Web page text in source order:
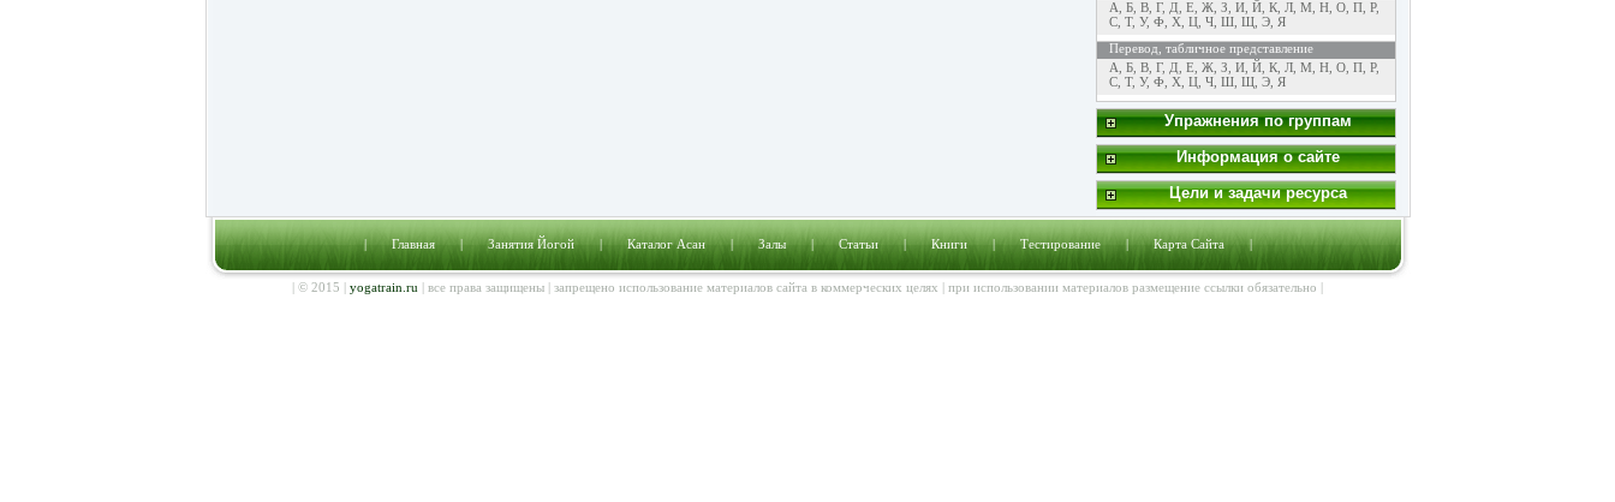
А Б, В, Г, Д Е Ж, З И, Й, К, Л, М Н, О, П, Р,
С, Т, У, Ф Х Ц, Ч, Ш, Щ, Э, Я
Перевод, табличное представление
А Б, В, Г, Д Е Ж, З И, Й, К, Л, М Н, О, П, Р,
С, Т, У, Ф Х Ц, Ч, Ш, Щ, Э, Я
Упражнения по группам
Информация о сайте
Цели и задачи ресурса
|Главная|Занятия Йогой|Каталог Асан|Залы|Статьи|Книги|Тестирование|Карта Сайта|
| © 2015 | yogatrain.ru | все права защищены | запрещено использование материалов сайта в коммерческих целях | при использовании материалов размещение ссылки обязательно |